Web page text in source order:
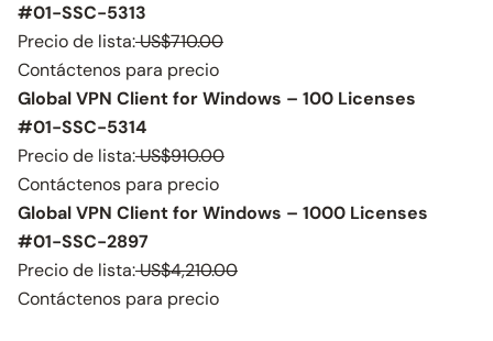
#01-SSC-5313
Precio de lista:US$710.00
Contáctenos para precio
Global VPN Client for Windows – 100 Licenses
#01-SSC-5314
Precio de lista:US$910.00
Contáctenos para precio
Global VPN Client for Windows – 1000 Licenses
#01-SSC-2897
Precio de lista:US$4,210.00
Contáctenos para precio